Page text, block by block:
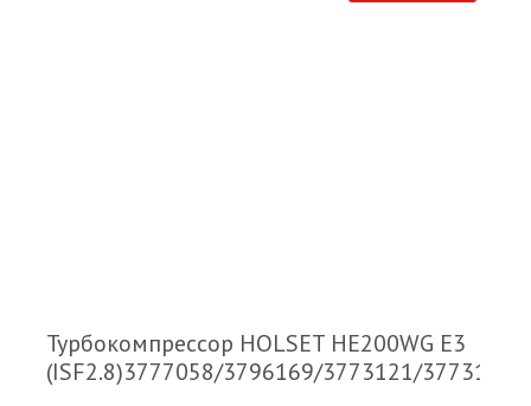
Турбокомпрессор HOLSET HE200WG Е3
(ISF2.8)3777058/3796169/3773121/